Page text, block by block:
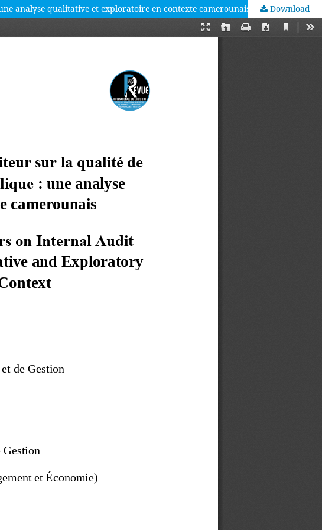
analyse qualitative et exploratoire en contexte camerounais Download